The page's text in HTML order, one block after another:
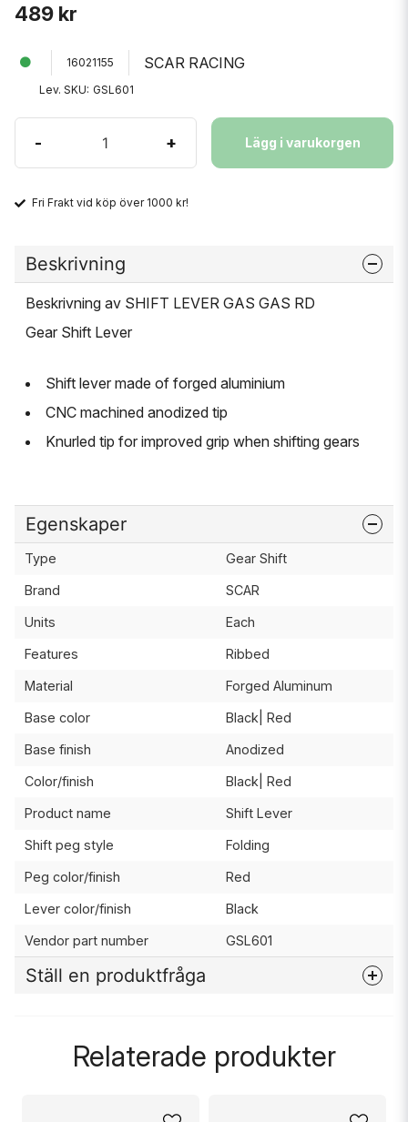
489 kr
16021155 SCAR RACING
Lev. SKU: GSL601
- + Lägg i varukorgen
Fri Frakt vid köp över 1000 kr!
Beskrivning
Beskrivning av SHIFT LEVER GAS GAS RD
Gear Shift Lever
Shift lever made of forged aluminium
CNC machined anodized tip
Knurled tip for improved grip when shifting gears
Egenskaper
Type Gear Shift
Brand SCAR
Units Each
Features Ribbed
Material Forged Aluminum
Base color Black| Red
Base finish Anodized
Color/finish Black| Red
Product name Shift Lever
Shift peg style Folding
Peg color/finish Red
Lever color/finish Black
Vendor part number GSL601
Ställ en produktfråga
Relaterade produkter